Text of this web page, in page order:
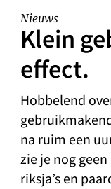
Nieuws
Klein
effect.
Hobbelend
na ruim een
zie je nog
riksja’s en